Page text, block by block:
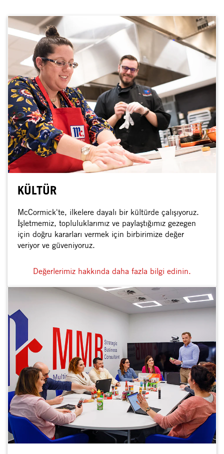
KÜLTÜR
McCormick'te, ilkelere dayalı bir kültürde çalışıyoruz.
İşletmemiz, topluluklarımız ve paylaştığımız gezegen
için doğru kararları vermek için birbirimize değer
veriyor ve güveniyoruz.
Değerlerimiz hakkında daha fazla bilgi edinin.